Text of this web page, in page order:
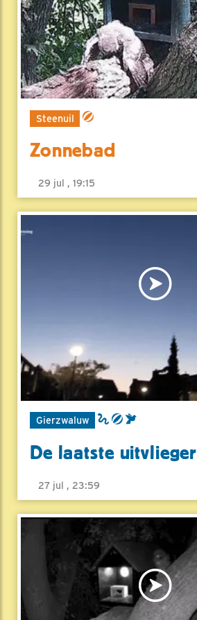
Steenuil
Zonnebad
29 jul , 19:15
Gierzwaluw
De laatste uitvlieger
27 jul , 23:59